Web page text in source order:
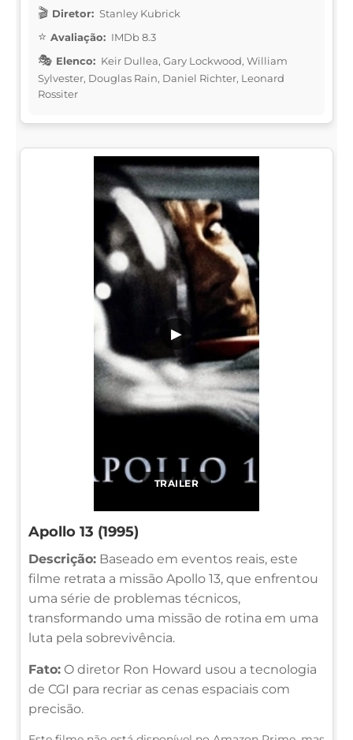
Diretor: Stanley Kubrick
Avaliação: IMDb 8.3
Elenco: Keir Dullea, Gary Lockwood, William
Sylvester, Douglas Rain, Daniel Richter, Leonard
Rossiter
TRAILER
▶
Apollo 13 (1995)
Descrição: Baseado em eventos reais, este
filme retrata a missão Apollo 13, que enfrentou
uma série de problemas técnicos,
transformando uma missão de rotina em uma
luta pela sobrevivência.
Fato: O diretor Ron Howard usou a tecnologia
de CGI para recriar as cenas espaciais com
precisão.